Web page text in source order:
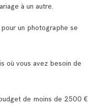
à un autre.
un photographe se
où vous avez besoin de
de moins de 2500 €